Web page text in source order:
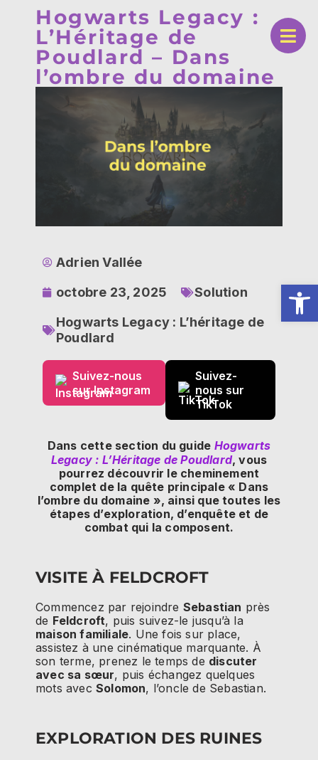
Hogwarts Legacy :
L’Héritage de
Poudlard – Dans
l’ombre du domaine
Adrien Vallée
octobre 23, 2025
Solution
Hogwarts Legacy : L’héritage de
Poudlard
Suivez-nous
sur Instagram
Suivez-
nous sur
TikTok
Dans cette section du guide Hogwarts
Legacy : L’Héritage de Poudlard, vous
pourrez découvrir le cheminement
complet de la quête principale « Dans
l’ombre du domaine », ainsi que toutes les
étapes d’exploration, d’enquête et de
combat qui la composent.
VISITE À FELDCROFT
Commencez par rejoindre Sebastian près
de Feldcroft, puis suivez-le jusqu’à la
maison familiale. Une fois sur place,
assistez à une cinématique marquante. À
son terme, prenez le temps de discuter
avec sa sœur, puis échangez quelques
mots avec Solomon, l’oncle de Sebastian.
EXPLORATION DES RUINES